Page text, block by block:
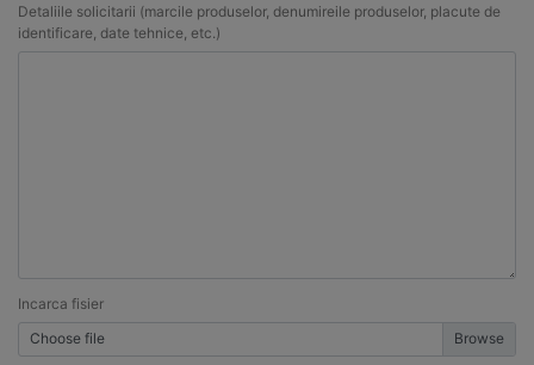
Detaliile solicitarii (marcile produselor, denumireile produselor, placute de
identificare, date tehnice, etc.)
Incarca fisier
Choose file